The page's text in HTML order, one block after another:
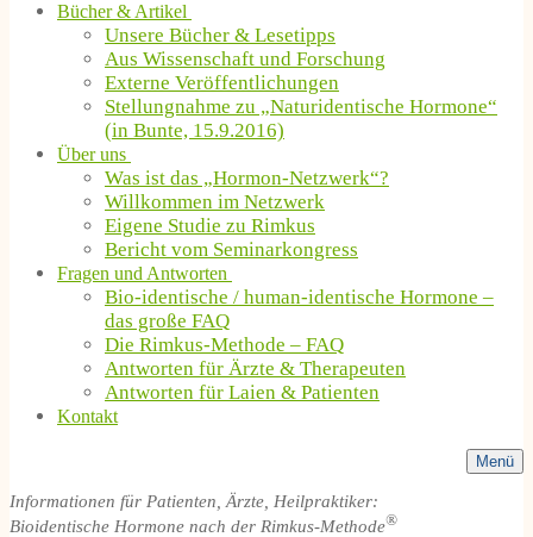
Bücher & Artikel
Unsere Bücher & Lesetipps
Aus Wissenschaft und Forschung
Externe Veröffentlichungen
Stellungnahme zu „Naturidentische Hormone“
(in Bunte, 15.9.2016)
Über uns
Was ist das „Hormon-Netzwerk“?
Willkommen im Netzwerk
Eigene Studie zu Rimkus
Bericht vom Seminarkongress
Fragen und Antworten
Bio-identische / human-identische Hormone –
das große FAQ
Die Rimkus-Methode – FAQ
Antworten für Ärzte & Therapeuten
Antworten für Laien & Patienten
Kontakt
Menü
Informationen für Patienten, Ärzte, Heilpraktiker:
Bioidentische Hormone nach der Rimkus-Methode®